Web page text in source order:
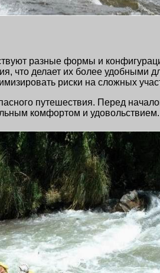
разные формы и
что делает их более удобными
риски на сложных
путешествия. Перед
комфортом и удовольствием.